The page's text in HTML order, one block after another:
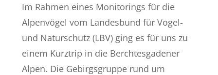
Im Rahmen eines Monitorings für die
Alpenvögel vom Landesbund für Vogel-
und Naturschutz (LBV) ging es für uns zu
einem Kurztrip in die Berchtesgadener
Alpen. Die Gebirgsgruppe rund um